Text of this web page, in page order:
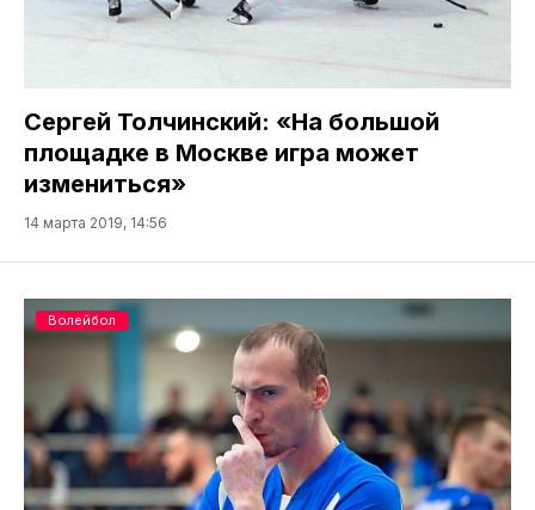
Сергей Толчинский: «На большой
площадке в Москве игра может
измениться»
14 марта 2019, 14:56
Волейбол